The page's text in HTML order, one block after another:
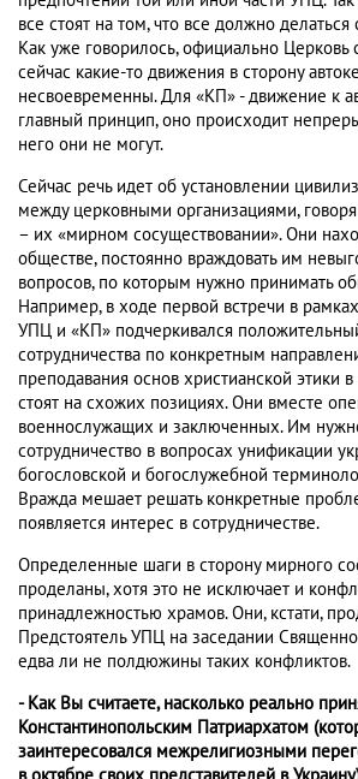
все стоят на том, что все должно делаться
Как уже говорилось, официально Церковь
сейчас какие-то движения в сторону
несвоевременны. Для «КП» - движение к
главный принцип, оно происходит
него они не могут.
Сейчас речь идет об установлении
между церковными организациями,
– их «мирном сосуществовании». Они
обществе, постоянно враждовать им
вопросов, по которым нужно принимать
Например, в ходе первой встречи в
УПЦ и «КП» подчеркивался
сотрудничества по конкретным
преподавания основ христианской этики
стоят на схожих позициях. Они вместе
военнослужащих и заключенных. Им
сотрудничество в вопросах унификации
богословской и богослужебной
Вражда мешает решать конкретные
появляется интерес в сотрудничестве.
Определенные шаги в сторону мирного
проделаны, хотя это не исключает и
принадлежностью храмов. Они, кстати,
Предстоятель УПЦ на заседании
едва ли не полдюжины таких конфликтов.
- Как Вы считаете, насколько реально
Константинопольским Патриархатом
заинтересовался межрелигиозными